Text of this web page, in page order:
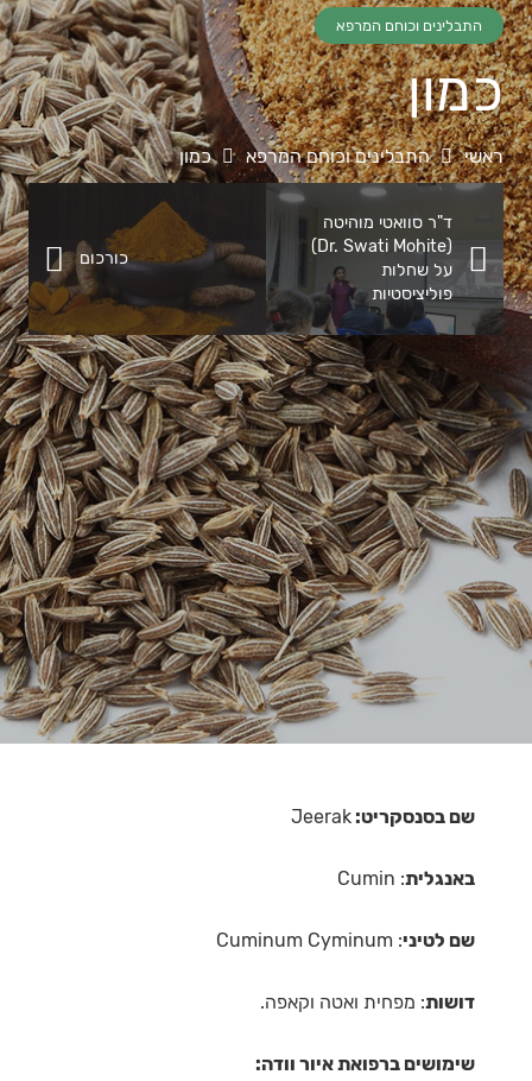
התבלינים וכוחם המרפא
כמון
ראשי התבלינים וכוחם המרפא כמון
כורכום
ד"ר סוואטי מוהיטה
(Dr. Swati Mohite)
על שחלות
פוליציסטיות
שם בסנסקריט: Jeerak
באנגלית: Cumin
שם לטיני: Cuminum Cyminum
דושות: מפחית ואטה וקאפה.
שימושים ברפואת איור וודה: